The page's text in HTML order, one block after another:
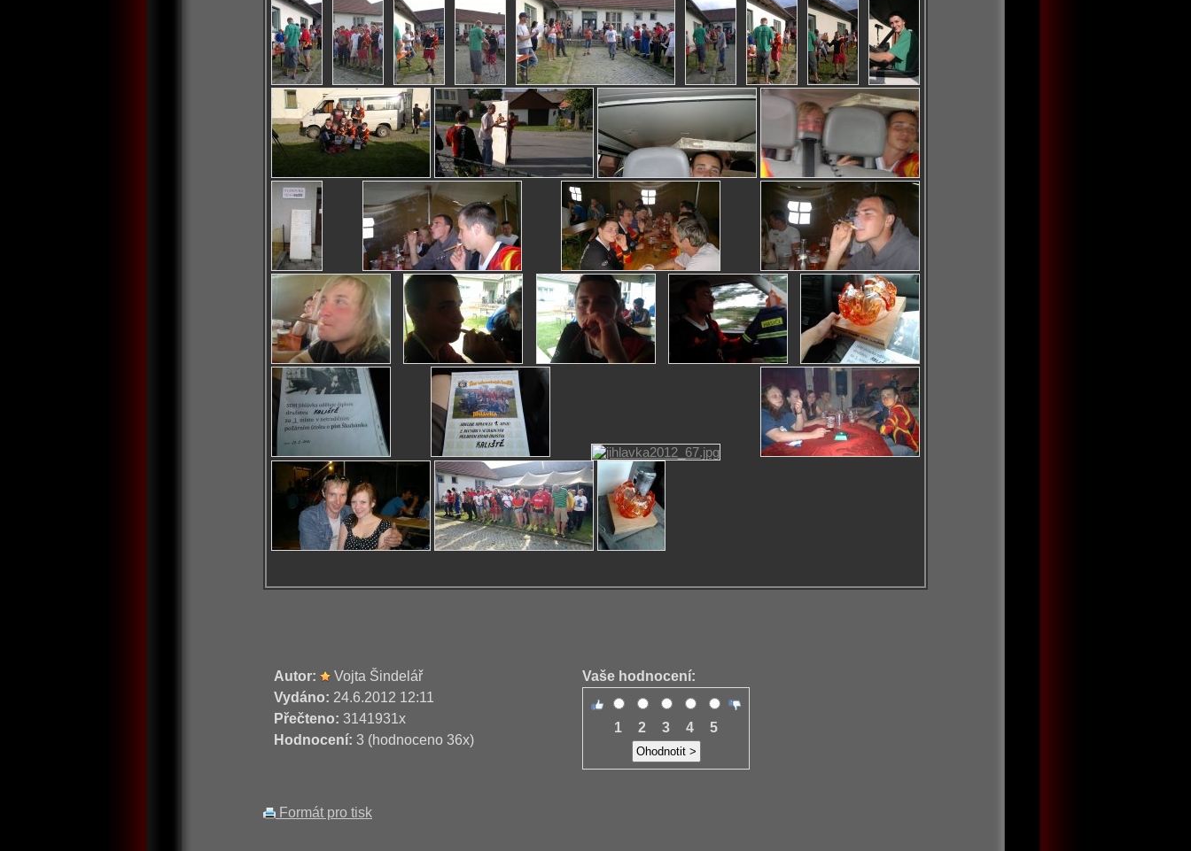
Autor:
Vojta Šindelář
Vydáno: 24.6.2012 12:11
Přečteno: 3141931x
Hodnocení: 3 (hodnoceno 36x)
Vaše hodnocení:
1 2 3 4 5
Formát pro tisk